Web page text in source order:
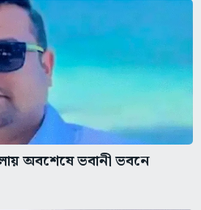
অবশেষে ভবানী ভবনে